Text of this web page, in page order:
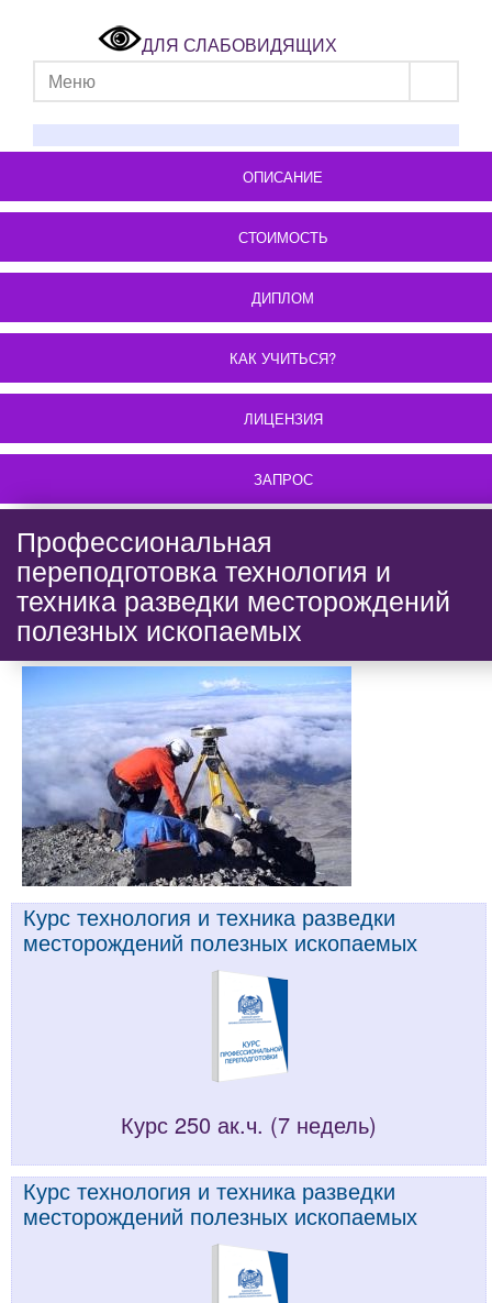
ДЛЯ СЛАБОВИДЯЩИХ
Меню
ОПИСАНИЕ
СТОИМОСТЬ
ДИПЛОМ
КАК УЧИТЬСЯ?
ЛИЦЕНЗИЯ
ЗАПРОС
Профессиональная
переподготовка технология и
техника разведки месторождений
полезных ископаемых
Курс технология и техника разведки
месторождений полезных ископаемых
Курс 250 ак.ч. (7 недель)
Курс технология и техника разведки
месторождений полезных ископаемых